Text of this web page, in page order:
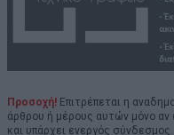
Προσοχή! Επιτρέπεται η
άρθρου ή μέρους αυτών μόνο αν
και υπάρχει ενεργός σύνδεσμος.